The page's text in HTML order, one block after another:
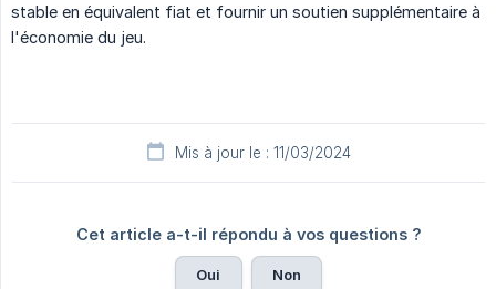
stable en équivalent fiat et fournir un soutien supplémentaire à
l'économie du jeu.
Mis à jour le : 11/03/2024
Cet article a-t-il répondu à vos questions ?
Oui Non